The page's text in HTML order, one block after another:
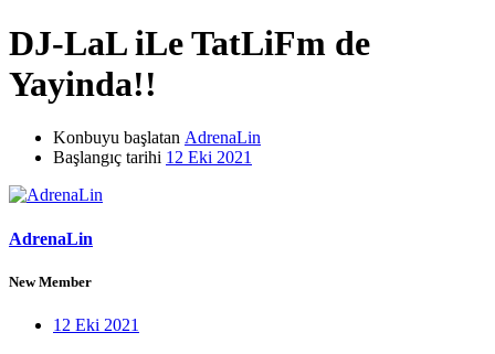
DJ-LaL iLe TatLiFm de
Yayinda!!
Konbuyu başlatan AdrenaLin
Başlangıç tarihi 12 Eki 2021
AdrenaLin
New Member
12 Eki 2021